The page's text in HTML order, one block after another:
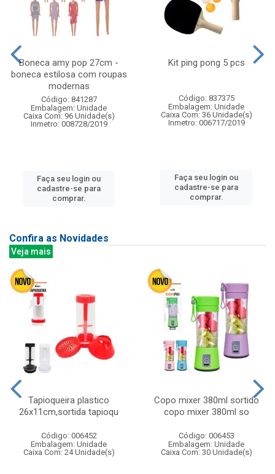
Boneca amy pop 27cm -
boneca estilosa com roupas
modernas
Código: 841287
Embalagem: Unidade
Caixa Com: 96 Unidade(s)
Inmetro: 008728/2019
Faça seu login ou
cadastre-se para
comprar.
Kit ping pong 5 pcs
Código: 837375
Embalagem: Unidade
Caixa Com: 36 Unidade(s)
Inmetro: 006717/2019
Faça seu login ou
cadastre-se para
comprar.
Confira as Novidades
Veja mais
Tapioqueira plastico
26x11cm,sortida tapioqu
Código: 006452
Embalagem: Unidade
Caixa Com: 24 Unidade(s)
Copo mixer 380ml sortido
copo mixer 380ml so
Código: 006453
Embalagem: Unidade
Caixa Com: 30 Unidade(s)